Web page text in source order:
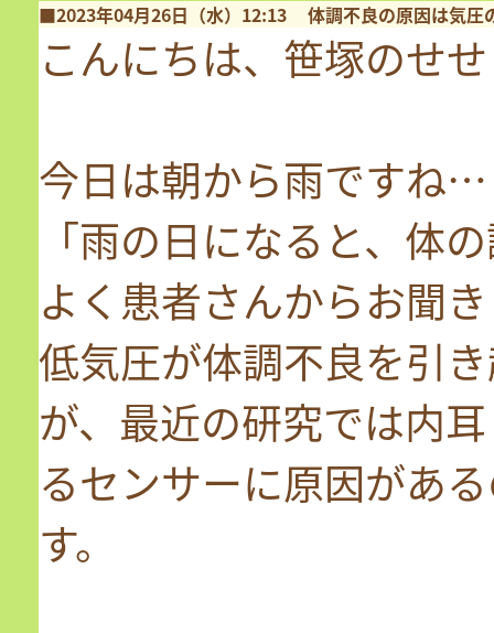
■2023年04月26日（水）12:13 体調不良の原因は気圧
こんにちは、笹塚のせ
今日は朝から雨ですね…
「雨の日になると、体
よく患者さんからお聞
低気圧が体調不良を引
が、最近の研究では内
るセンサーに原因があ
す。